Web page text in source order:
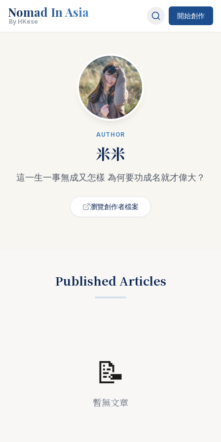
Nomad In Asia
By HKese
開始創作
AUTHOR
米米
這一生一事無成又怎樣 為何要功成名就才偉大？
瀏覽創作者檔案
Published Articles
📝
暫無文章